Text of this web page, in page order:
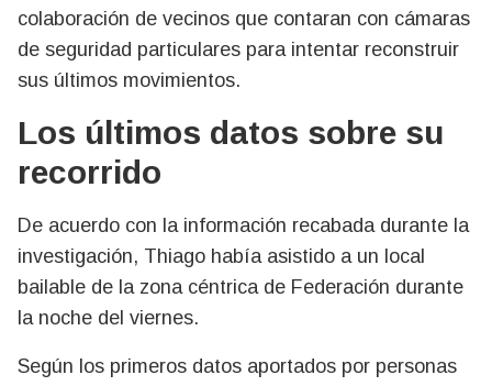
colaboración de vecinos que contaran con cámaras
de seguridad particulares para intentar reconstruir
sus últimos movimientos.
Los últimos datos sobre su
recorrido
De acuerdo con la información recabada durante la
investigación, Thiago había asistido a un local
bailable de la zona céntrica de Federación durante
la noche del viernes.
Según los primeros datos aportados por personas